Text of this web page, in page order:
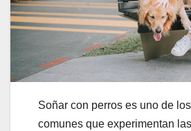
Soñar con perros es uno de
comunes que experimentan